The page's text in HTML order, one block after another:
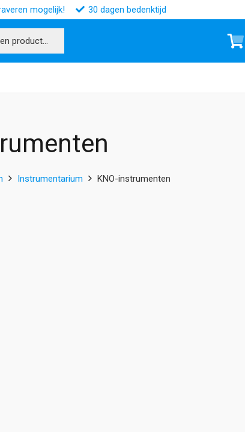
mogelijk! 30 dagen bedenktijd
product…
Instrumentarium KNO-instrumenten